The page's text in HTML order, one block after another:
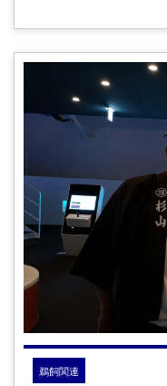
鵜飼関連